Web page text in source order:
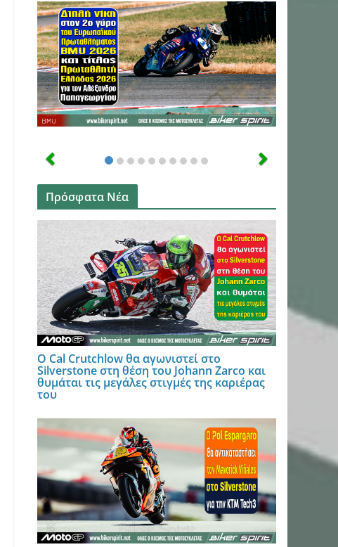
Πρόσφατα Νέα
Ο Cal Crutchlow θα αγωνιστεί στο
Silverstone στη θέση του Johann Zarco και
θυμάται τις μεγάλες στιγμές της καριέρας
του